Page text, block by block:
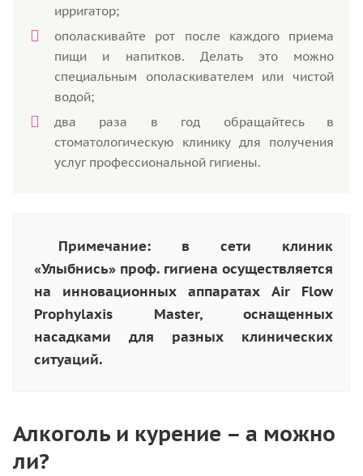
ирригатор;
ополаскивайте рот после каждого приема
пищи и напитков. Делать это можно
специальным ополаскивателем или чистой
водой;
два раза в год обращайтесь в
стоматологическую клинику для получения
услуг профессиональной гигиены.
Примечание: в сети клиник
«Улыбнись» проф. гигиена осуществляется
на инновационных аппаратах Air Flow
Prophylaxis Master, оснащенных
насадками для разных клинических
ситуаций.
Алкоголь и курение – а можно
ли?